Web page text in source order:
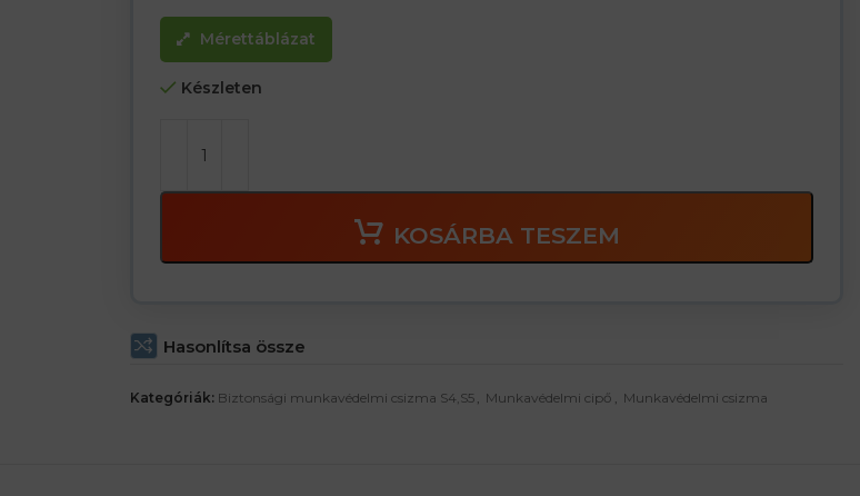
Mérettáblázat
Készleten
KOSÁRBA TESZEM
Hasonlítsa össze
Kategóriák: Biztonsági munkavédelmi csizma S4,S5 , Munkavédelmi cipő , Munkavédelmi csizma